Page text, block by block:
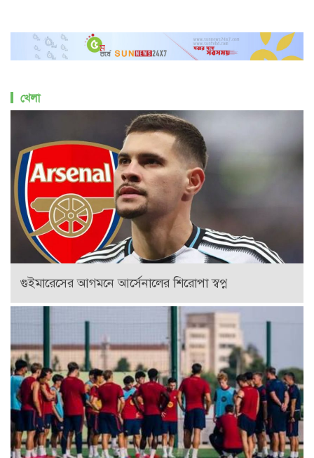
খেলা
গুইমারেসের আগমনে আর্সেনালের শিরোপা স্বপ্ন